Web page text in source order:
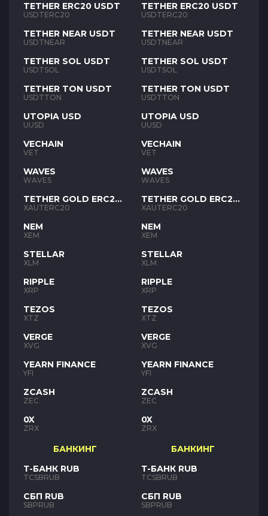
TETHER ERC20 USDT
USDTERC20
TETHER NEAR USDT
USDTNEAR
TETHER SOL USDT
USDTSOL
TETHER TON USDT
USDTTON
UTOPIA USD
UUSD
VECHAIN
VET
WAVES
WAVES
TETHER GOLD ERC20
XAUT
XAUTERC20
NEM
XEM
STELLAR
XLM
RIPPLE
XRP
TEZOS
XTZ
VERGE
XVG
YEARN FINANCE
YFI
ZCASH
ZEC
0X
ZRX
БАНКИНГ
Т-БАНК RUB
TCSBRUB
СБП RUB
SBPRUB
TETHER ERC20 USDT
USDTERC20
TETHER NEAR USDT
USDTNEAR
TETHER SOL USDT
USDTSOL
TETHER TON USDT
USDTTON
UTOPIA USD
UUSD
VECHAIN
VET
WAVES
WAVES
TETHER GOLD ERC20
XAUT
XAUTERC20
NEM
XEM
STELLAR
XLM
RIPPLE
XRP
TEZOS
XTZ
VERGE
XVG
YEARN FINANCE
YFI
ZCASH
ZEC
0X
ZRX
БАНКИНГ
Т-БАНК RUB
TCSBRUB
СБП RUB
SBPRUB